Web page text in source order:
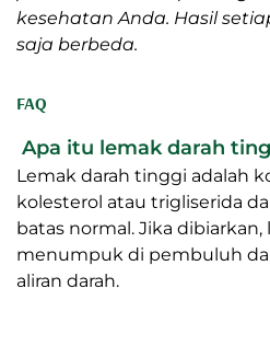
kesehatan Anda. Hasil
saja berbeda.
FAQ
Apa itu lemak darah
Lemak darah tinggi adalah
kolesterol atau trigliserida
batas normal. Jika
menumpuk di pembuluh
aliran darah.